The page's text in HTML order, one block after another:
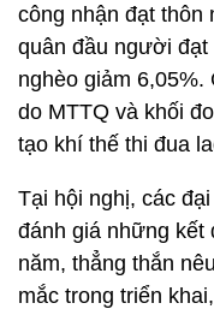
công nhận đạt thôn
quân đầu người đạt
nghèo giảm 6,05%.
do MTTQ và khối
tạo khí thế thi đua
Tại hội nghị, các
đánh giá những kết
năm, thẳng thắn
mắc trong triển